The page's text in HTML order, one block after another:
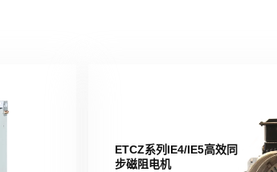
ETCZ系列IE4/IE5高效同
步磁阻电机